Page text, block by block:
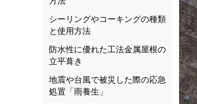
シーリングやコーキングの種類
と使用方法
防水性に優れた工法金属屋根の
立平葺き
地震や台風で被災した際の応急
処置「雨養生」